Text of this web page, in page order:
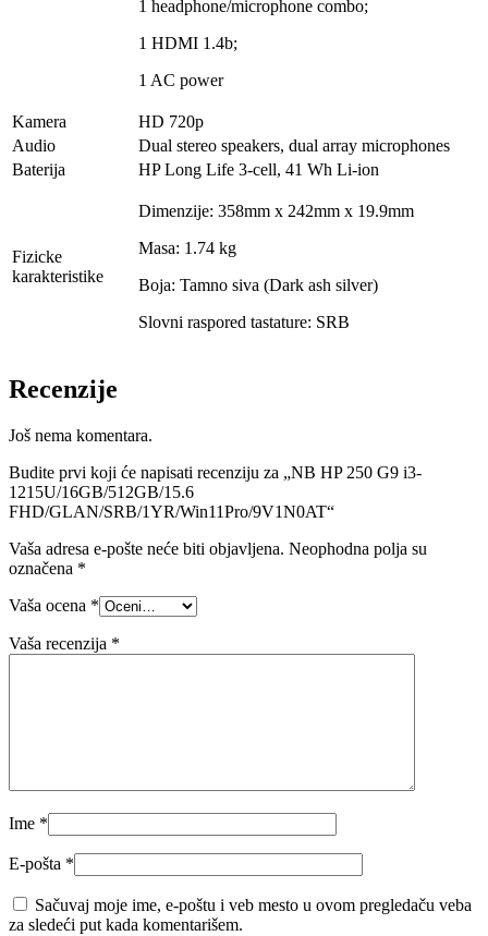
1 headphone/microphone combo;
1 HDMI 1.4b;
1 AC power
Kamera
HD 720p
Audio
Dual stereo speakers, dual array microphones
Baterija
HP Long Life 3-cell, 41 Wh Li-ion
Fizicke
karakteristike
Dimenzije: 358mm x 242mm x 19.9mm
Masa: 1.74 kg
Boja: Tamno siva (Dark ash silver)
Slovni raspored tastature: SRB
Recenzije
Još nema komentara.
Budite prvi koji će napisati recenziju za „NB HP 250 G9 i3-
1215U/16GB/512GB/15.6
FHD/GLAN/SRB/1YR/Win11Pro/9V1N0AT“
Vaša adresa e-pošte neće biti objavljena. Neophodna polja su
označena *
Vaša ocena *
Vaša recenzija *
Ime *
E-pošta *
Sačuvaj moje ime, e-poštu i veb mesto u ovom pregledaču veba
za sledeći put kada komentarišem.